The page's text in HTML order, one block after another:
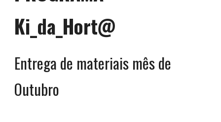
Ki_da_Hort@
Entrega de materiais mês de
Outubro